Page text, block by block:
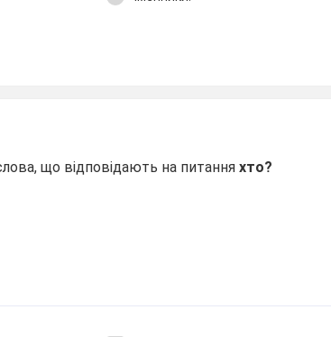
що відповідають на питанняхто?